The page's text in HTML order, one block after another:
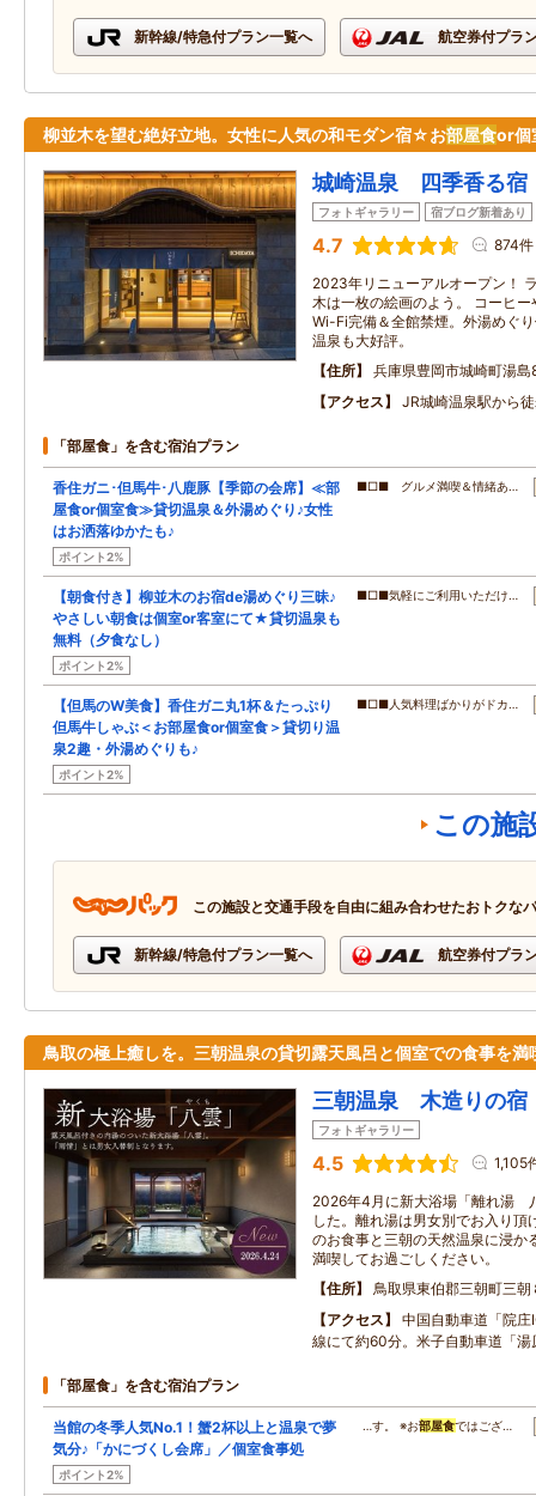
新幹線/特急付プラン一覧へ 航空券付プラ
柳並木を望む絶好立地。女性に人気の和モダン宿☆お部屋食or個
城崎温泉 四季香る
フォトギャラリー 宿ブログ新着あり
4.7 874件
2023年リニューアルオープン！
木は一枚の絵画のよう。 コーヒ
Wi-Fi完備＆全館禁煙。外湯めぐ
温泉も大好評。
住所
兵庫県豊岡市城崎町湯島
アクセス
JR城崎温泉駅から
「部屋食」を含む宿泊プラン
香住ガニ･但馬牛･八鹿豚【季節の会席】≪部
屋食or個室食≫貸切温泉＆外湯めぐり♪女性
はお洒落ゆかたも♪
ポイント2%
■□■ グルメ満喫＆情緒あ…
【朝食付き】柳並木のお宿de湯めぐり三昧♪
やさしい朝食は個室or客室にて★貸切温泉も
無料（夕食なし）
ポイント2%
■□■気軽にご利用いただけ…
【但馬のW美食】香住ガニ丸1杯＆たっぷり
但馬牛しゃぶ＜お部屋食or個室食＞貸切り温
泉2趣・外湯めぐりも♪
ポイント2%
■□■人気料理ばかりがドカ…
この施
この施設と交通手段を自由に組み合わせたおトクな
新幹線/特急付プラン一覧へ 航空券付プラ
鳥取の極上癒しを。三朝温泉の貸切露天風呂と個室での食事を満
三朝温泉 木造りの
フォトギャラリー
4.5 1,105
2026年4月に新大浴場「離れ湯
した。離れ湯は男女別でお入り頂
のお食事と三朝の天然温泉に浸か
満喫してお過ごしください。
住所
鳥取県東伯郡三朝町三朝
アクセス
中国自動車道「院
線にて約60分。米子自動車道「
「部屋食」を含む宿泊プラン
当館の冬季人気No.1！蟹2杯以上と温泉で夢
気分♪「かにづくし会席」／個室食事処
ポイント2%
…す。 ※お部屋食ではござ…